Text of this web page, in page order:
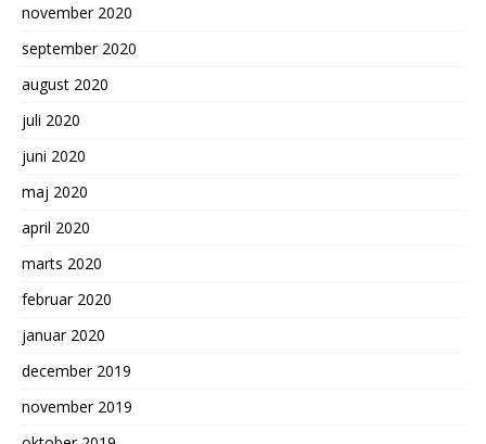
november 2020
september 2020
august 2020
juli 2020
juni 2020
maj 2020
april 2020
marts 2020
februar 2020
januar 2020
december 2019
november 2019